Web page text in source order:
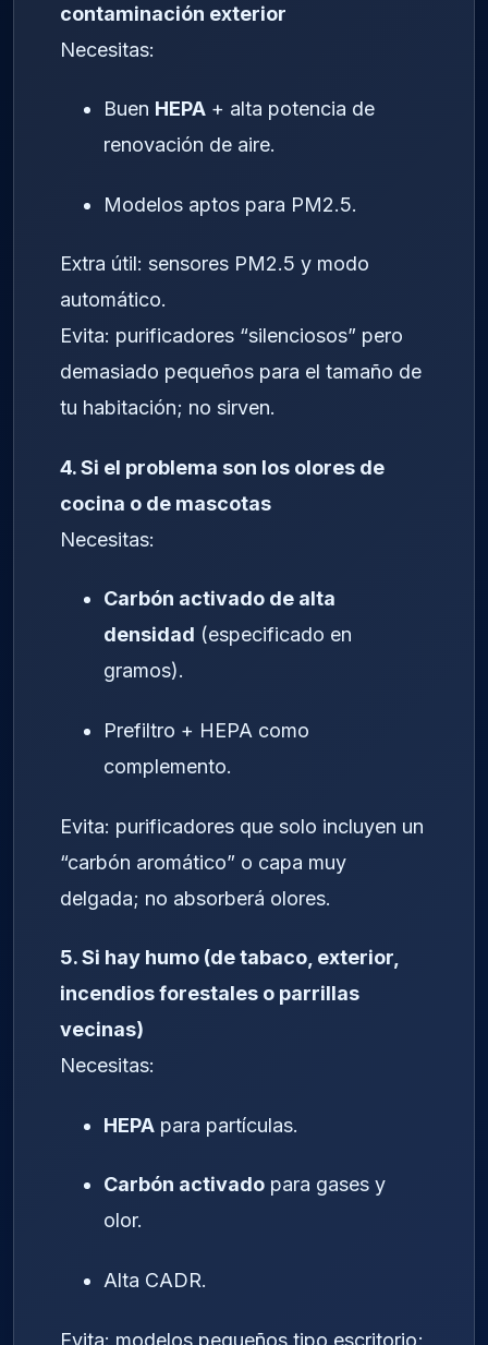
contaminación exterior
Necesitas:
Buen HEPA + alta potencia de
renovación de aire.
Modelos aptos para PM2.5.
Extra útil: sensores PM2.5 y modo
automático.
Evita: purificadores “silenciosos” pero
demasiado pequeños para el tamaño de
tu habitación; no sirven.
4. Si el problema son los olores de
cocina o de mascotas
Necesitas:
Carbón activado de alta
densidad (especificado en
gramos).
Prefiltro + HEPA como
complemento.
Evita: purificadores que solo incluyen un
“carbón aromático” o capa muy
delgada; no absorberá olores.
5. Si hay humo (de tabaco, exterior,
incendios forestales o parrillas
vecinas)
Necesitas:
HEPA para partículas.
Carbón activado para gases y
olor.
Alta CADR.
Evita: modelos pequeños tipo escritorio;